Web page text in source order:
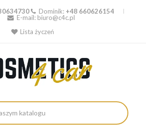
Dominik: +48 660626154
E-mail: biuro@c4c.pl
Lista życzeń